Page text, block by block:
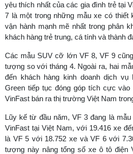
yêu thích nhất của các gia đình trẻ tại
7 là một trong những mẫu xe có thiết
vận hành mạnh mẽ nhất trong phân
khách hàng trẻ trung, cá tính và thành
Các mẫu SUV cỡ lớn VF 8, VF 9
tượng so với tháng 4. Ngoài ra, hai
đến khách hàng kinh doanh dịch vụ
Green tiếp tục đóng góp tích cực vào
VinFast bán ra thị trường Việt Nam
Lũy kế từ đầu năm, VF 3 đang là
VinFast tại Việt Nam, với 19.416 xe
là VF 5 với 18.752 xe và VF 6 với
tượng này nâng tổng số xe ô tô điện